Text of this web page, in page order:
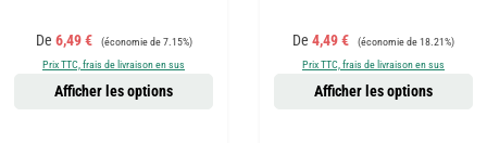
Prix de vente :
De 6,49 € Prix régulier :
(économie de 7.15%)
Prix TTC, frais de livraison en sus
Afficher les options
Prix de vente :
De 4,49 € Prix régulier :
(économie de 18.21%)
Prix TTC, frais de livraison en sus
Afficher les options